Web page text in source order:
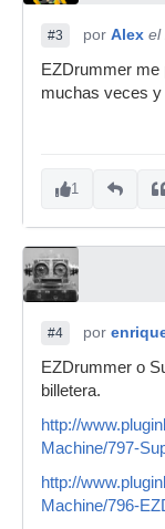
#3 por Alex el
EZDrummer me
muchas veces
1
#4 por
EZDrummer o
billetera.
http://
Machine/797-
http://
Machine/796-